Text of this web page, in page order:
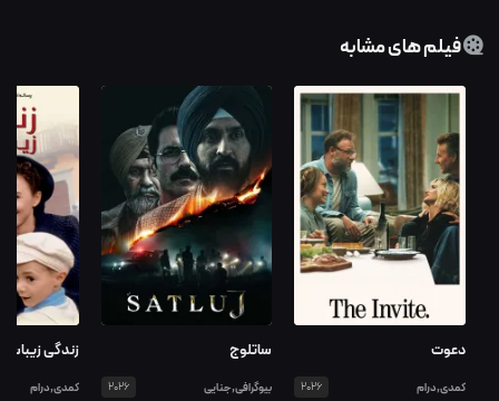
فیلم های مشابه
دعوت
کمدی,درام 2026
ساتلوج
بیوگرافی,جنایی 2026
زندگی
کمدی,درام